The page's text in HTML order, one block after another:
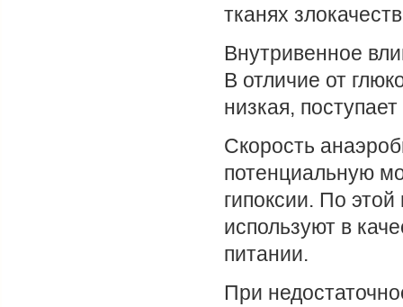
тканях
Внутривенное
В отличие от
низкая,
Скорость
потенциальную
гипоксии. По
используют в
питании.
При